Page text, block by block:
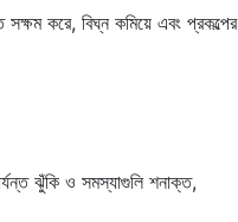
করে, বিঘ্ন কমিয়ে এবং প্রকল্পের
ঝুঁকি ও সমস্যাগুলি শনাক্ত,